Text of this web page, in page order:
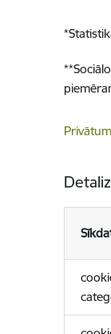
*
**